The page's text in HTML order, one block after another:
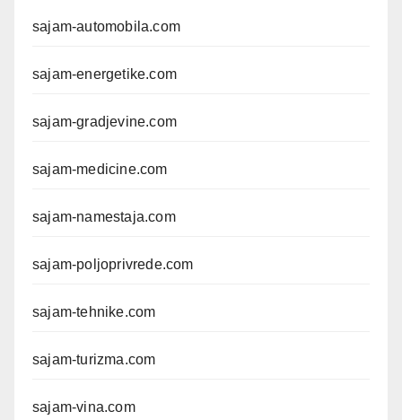
sajam-automobila.com
sajam-energetike.com
sajam-gradjevine.com
sajam-medicine.com
sajam-namestaja.com
sajam-poljoprivrede.com
sajam-tehnike.com
sajam-turizma.com
sajam-vina.com